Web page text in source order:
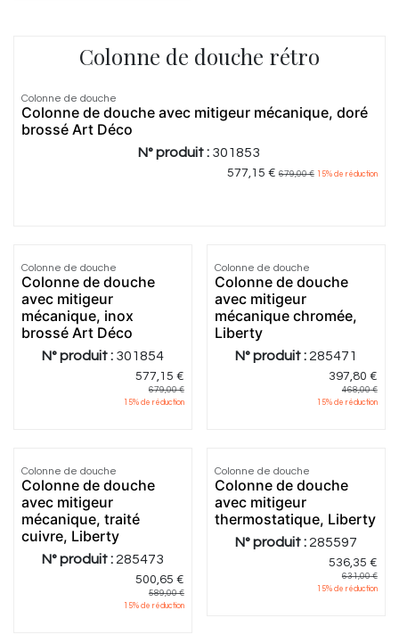
Colonne de douche rétro
Colonne de douche
Colonne de douche avec mitigeur mécanique, doré
brossé Art Déco
N° produit : 301853
577,15 € 679,00€ 15% de réduction
Colonne de douche
Colonne de douche
avec mitigeur
mécanique, inox
brossé Art Déco
N° produit : 301854
577,15 €
679,00€
15% de réduction
Colonne de douche
Colonne de douche
avec mitigeur
mécanique chromée,
Liberty
N° produit : 285471
397,80 €
468,00€
15% de réduction
Colonne de douche
Colonne de douche
avec mitigeur
mécanique, traité
cuivre, Liberty
N° produit : 285473
500,65 €
589,00€
15% de réduction
Colonne de douche
Colonne de douche
avec mitigeur
thermostatique, Liberty
N° produit : 285597
536,35 €
631,00€
15% de réduction